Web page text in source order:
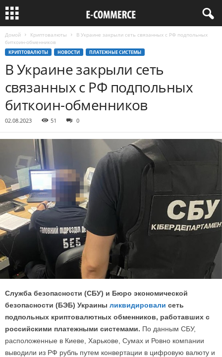
Домой Криптовалюты
В Украине закрыли сеть связанных с РФ подпольных
биткоин-обменников
КРИПТОВАЛЮТЫ НОВОСТИ ПЛАТЕЖНЫЕ СИСТЕМЫ
В Украине закрыли сеть
связанных с РФ подпольных
биткоин-обменников
02.08.2023 51 0
Служба безопасности (СБУ) и Бюро экономической
безопасности (БЭБ) Украины ликвидировали сеть
подпольных криптовалютных обменников, работавших с
российскими платежными системами. По данным СБУ,
расположенные в Киеве, Харькове, Сумах и Ровно компании
выводили из РФ рубль путем конвертации в цифровую валюту и